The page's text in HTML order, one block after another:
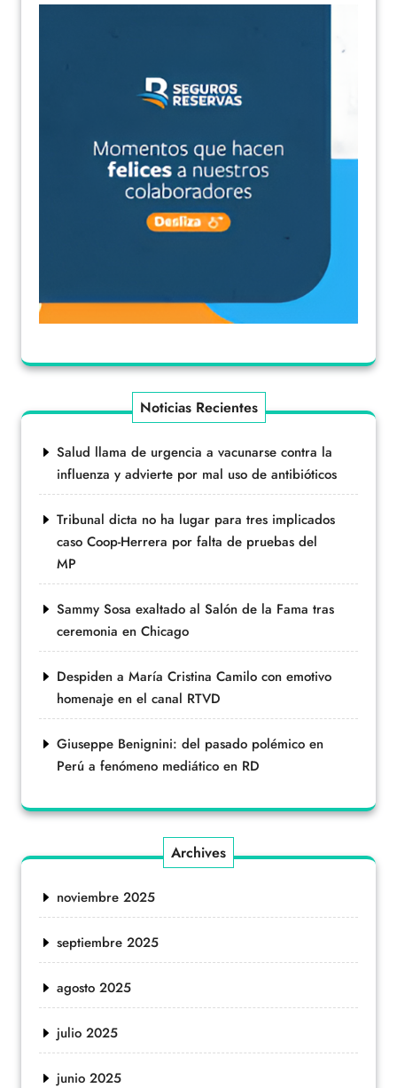
Noticias Recientes
Salud llama de urgencia a vacunarse contra la
influenza y advierte por mal uso de antibióticos
Tribunal dicta no ha lugar para tres implicados
caso Coop-Herrera por falta de pruebas del
MP
Sammy Sosa exaltado al Salón de la Fama tras
ceremonia en Chicago
Despiden a María Cristina Camilo con emotivo
homenaje en el canal RTVD
Giuseppe Benignini: del pasado polémico en
Perú a fenómeno mediático en RD
Archives
noviembre 2025
septiembre 2025
agosto 2025
julio 2025
junio 2025